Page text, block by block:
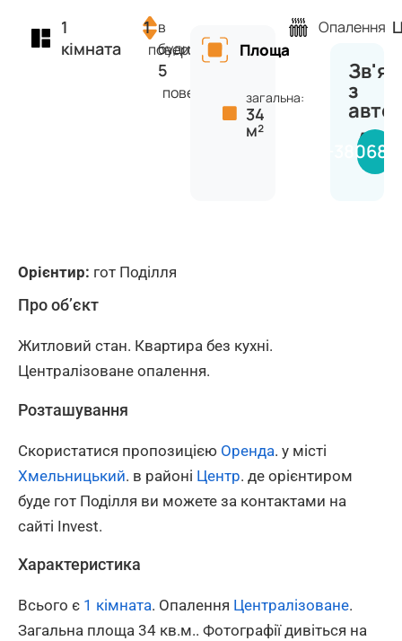
1
кімната
1
поверх
в
будинку
5
поверхів
Площа
загальна:
34
м²
Опалення
з
Орієнтир: гот Поділля
Про об’єкт
Житловий стан. Квартира без кухні.
Централізоване опалення.
Розташування
Скористатися пропозицією Оренда. у місті
Хмельницький. в районі Центр. де орієнтиром
буде гот Поділля ви можете за контактами на
сайті Invest.
Характеристика
Всього є 1 кімната. Опалення Централізоване.
Загальна площа 34 кв.м.. Фотографії дивіться на